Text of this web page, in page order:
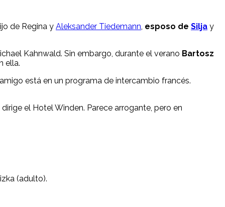
de Regina y Aleksander Tiedemann esposo de Silja y
Kahnwald. Sin embargo, durante el verano Bartosz
ella.
está en un programa de intercambio francés.
el Hotel Winden. Parece arrogante, pero en
(adulto).